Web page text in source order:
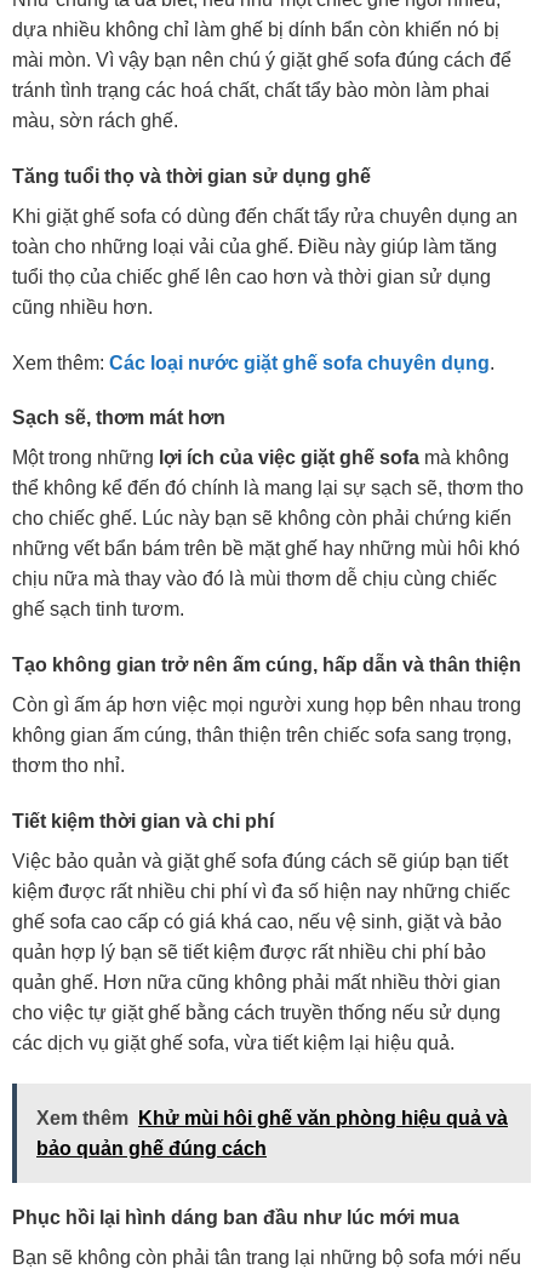
dựa nhiều không chỉ làm ghế bị dính bẩn còn khiến nó bị
mài mòn. Vì vậy bạn nên chú ý giặt ghế sofa đúng cách để
tránh tình trạng các hoá chất, chất tẩy bào mòn làm phai
màu, sờn rách ghế.
Tăng tuổi thọ và thời gian sử dụng ghế
Khi giặt ghế sofa có dùng đến chất tẩy rửa chuyên dụng an
toàn cho những loại vải của ghế. Điều này giúp làm tăng
tuổi thọ của chiếc ghế lên cao hơn và thời gian sử dụng
cũng nhiều hơn.
Xem thêm: Các loại nước giặt ghế sofa chuyên dụng.
Sạch sẽ, thơm mát hơn
Một trong những lợi ích của việc giặt ghế sofa mà không
thể không kể đến đó chính là mang lại sự sạch sẽ, thơm tho
cho chiếc ghế. Lúc này bạn sẽ không còn phải chứng kiến
những vết bẩn bám trên bề mặt ghế hay những mùi hôi khó
chịu nữa mà thay vào đó là mùi thơm dễ chịu cùng chiếc
ghế sạch tinh tươm.
Tạo không gian trở nên ấm cúng, hấp dẫn và thân thiện
Còn gì ấm áp hơn việc mọi người xung họp bên nhau trong
không gian ấm cúng, thân thiện trên chiếc sofa sang trọng,
thơm tho nhỉ.
Tiết kiệm thời gian và chi phí
Việc bảo quản và giặt ghế sofa đúng cách sẽ giúp bạn tiết
kiệm được rất nhiều chi phí vì đa số hiện nay những chiếc
ghế sofa cao cấp có giá khá cao, nếu vệ sinh, giặt và bảo
quản hợp lý bạn sẽ tiết kiệm được rất nhiều chi phí bảo
quản ghế. Hơn nữa cũng không phải mất nhiều thời gian
cho việc tự giặt ghế bằng cách truyền thống nếu sử dụng
các dịch vụ giặt ghế sofa, vừa tiết kiệm lại hiệu quả.
Xem thêm
Khử mùi hôi ghế văn phòng hiệu quả và
bảo quản ghế đúng cách
Phục hồi lại hình dáng ban đầu như lúc mới mua
Bạn sẽ không còn phải tân trang lại những bộ sofa mới nếu